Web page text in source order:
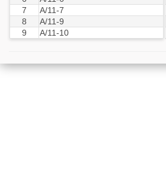
7
А/11-7
8
А/11-9
9
А/11-10